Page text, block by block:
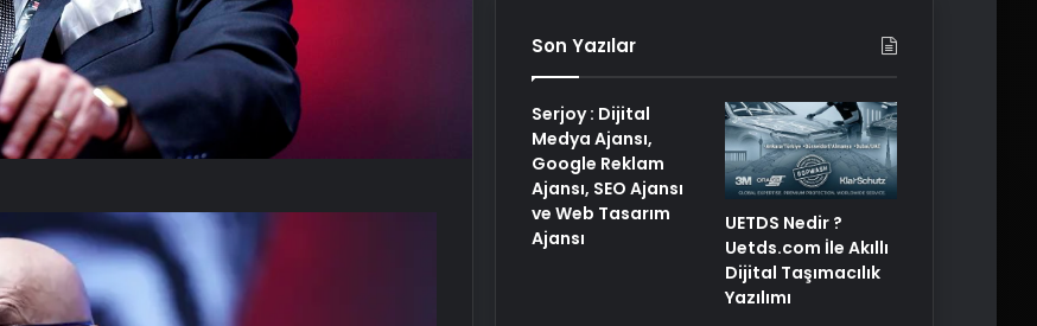
Son Yazılar
Serjoy : Dijital
Medya Ajansı,
Google Reklam
Ajansı, SEO Ajansı
ve Web Tasarım
Ajansı
UETDS Nedir ?
Uetds.com İle Akıllı
Dijital Taşımacılık
Yazılımı